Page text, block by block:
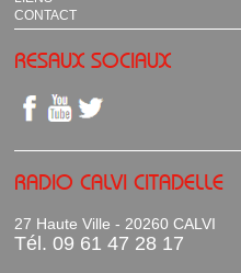
CONTACT
RESAUX SOCIAUX
RADIO CALVI CITADELLE
27 Haute Ville - 20260 CALVI
Tél. 09 61 47 28 17